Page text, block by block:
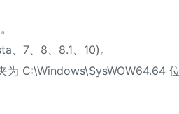
7、8、8.1、10)。
C:\Windows\SysWOW64.64